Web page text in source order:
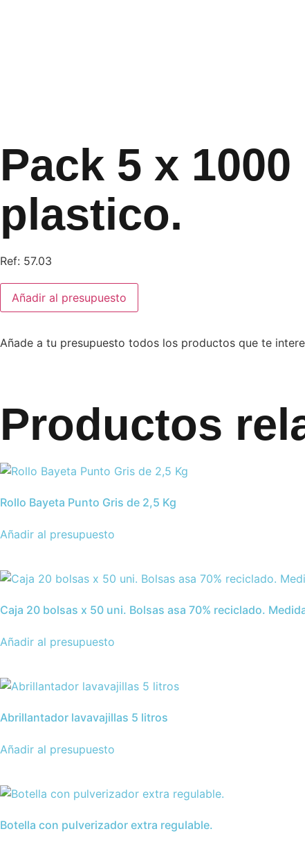
Pack 5 x
plastico.
Ref: 57.03
Pack
x
Palillos
Añadir al presupuesto
Añade a tu presupuesto todos los productos que te
Productos
Rollo Bayeta Punto Gris de 2,5 Kg
Añadir al presupuesto
Caja 20 bolsas x 50 uni. Bolsas asa 70% reciclado.
Añadir al presupuesto
Abrillantador lavavajillas 5 litros
Añadir al presupuesto
Botella con pulverizador extra regulable.